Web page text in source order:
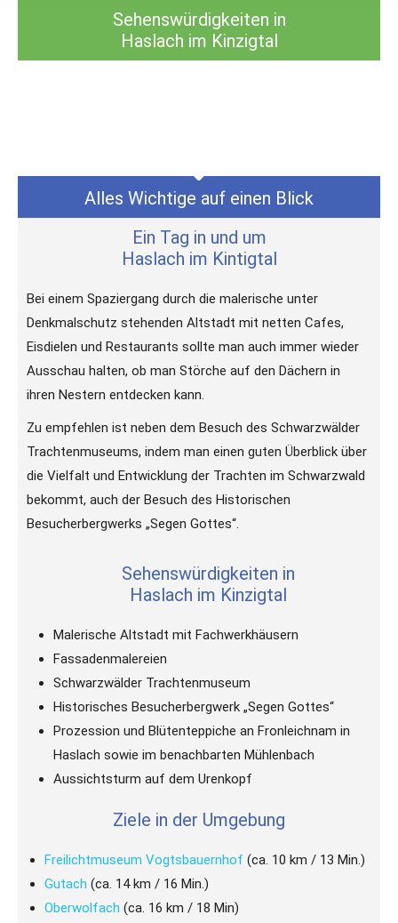
Sehenswürdigkeiten in
Haslach im Kinzigtal
Alles Wichtige auf einen Blick
Ein Tag in und um
Haslach im Kintigtal
Bei einem Spaziergang durch die malerische unter
Denkmalschutz stehenden Altstadt mit netten Cafes,
Eisdielen und Restaurants sollte man auch immer wieder
Ausschau halten, ob man Störche auf den Dächern in
ihren Nestern entdecken kann.
Zu empfehlen ist neben dem Besuch des Schwarzwälder
Trachtenmuseums, indem man einen guten Überblick über
die Vielfalt und Entwicklung der Trachten im Schwarzwald
bekommt, auch der Besuch des Historischen
Besucherbergwerks „Segen Gottes“.
Sehenswürdigkeiten in
Haslach im Kinzigtal
Malerische Altstadt mit Fachwerkhäusern
Fassadenmalereien
Schwarzwälder Trachtenmuseum
Historisches Besucherbergwerk „Segen Gottes“
Prozession und Blütenteppiche an Fronleichnam in
Haslach sowie im benachbarten Mühlenbach
Aussichtsturm auf dem Urenkopf
Ziele in der Umgebung
Freilichtmuseum Vogtsbauernhof (ca. 10 km / 13 Min.)
Gutach (ca. 14 km / 16 Min.)
Oberwolfach (ca. 16 km / 18 Min)